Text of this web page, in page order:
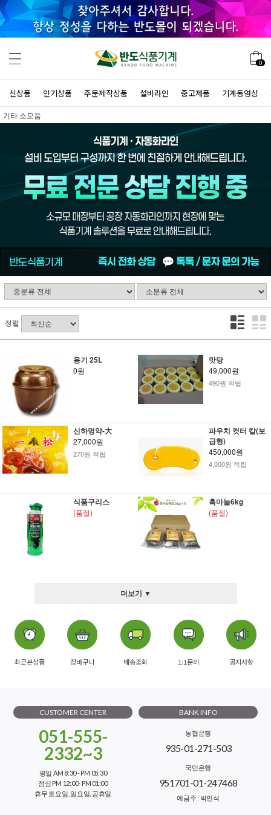
0
신상품 인기상품 주문제작상품 설비라인 중고제품 기계동영상
기타 소모품
정렬
옹기 25L
0원
맛당
49,000원
490원 적립
신하명약-大
27,000원
270원 적립
파우치 컷터 칼(보
급형)
450,000원
4,000원 적립
식품구리스
(품절)
흑마늘6kg
(품절)
더보기 ▼
최근본상품 장바구니 배송조회 1:1문의 공지사항
CUSTOMER CENTER
051-555-
2332~3
평일 AM 8:30 - PM 05:30
점심 PM 12:00- PM 01:00
휴무 토요일, 일요일, 공휴일
BANK INFO
농협은행
935-01-271-503
국민은행
951701-01-247468
예금주 : 박민석